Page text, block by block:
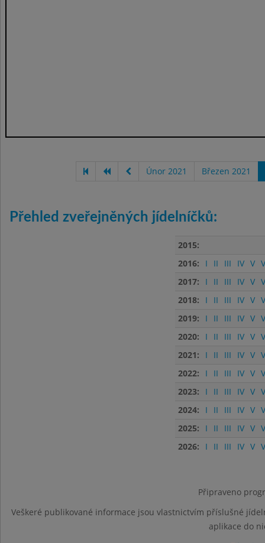
Únor 2021 Březen 2021
Přehled zveřejněných jídelníčků:
2015:
2016:
I II III IV V
2017:
I II III IV V
2018:
I II III IV V
2019:
I II III IV V
2020:
I II III IV V
2021:
I II III IV V
2022:
I II III IV V
2023:
I II III IV V
2024:
I II III IV V
2025:
I II III IV V
2026:
I II III IV V
Připraveno
Veškeré publikované informace jsou vlastnictvím příslušné
aplikace do